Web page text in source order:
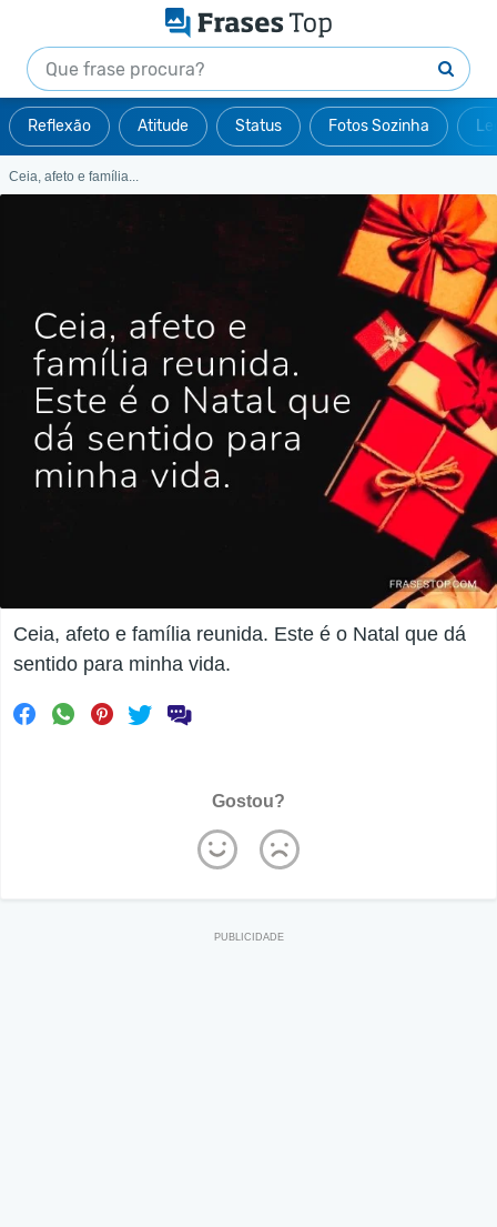
Reflexão Atitude Status Fotos Sozinha
Ceia, afeto e família...
Ceia, afeto e família reunida. Este é o Natal que dá
sentido para minha vida.
Gostou?